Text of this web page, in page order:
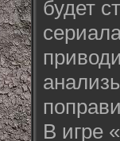
будет
В игре